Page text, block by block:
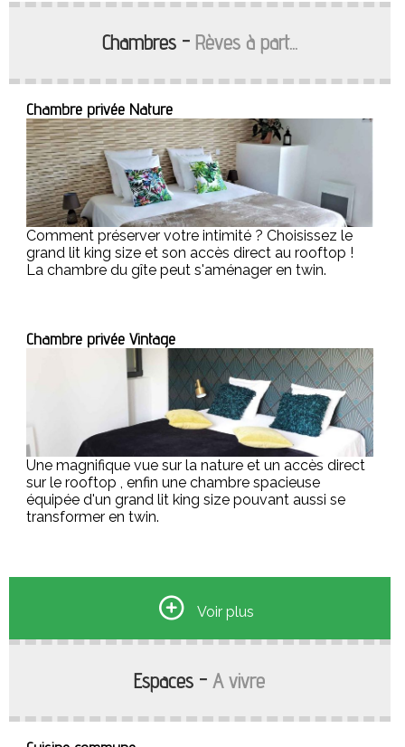
Chambres - Rèves à part...
Chambre privée Nature
Comment préserver votre intimité ? Choisissez le
grand lit king size et son accès direct au rooftop !
La chambre du gîte peut s'aménager en twin.
Chambre privée Vintage
Une magnifique vue sur la nature et un accès direct
sur le rooftop , enfin une chambre spacieuse
équipée d'un grand lit king size pouvant aussi se
transformer en twin.
Chambre privée Tribu
accessible par la cour, avec lit parental, lits cabine et
salles de bains privatives.
Voir plus
Espaces - A vivre